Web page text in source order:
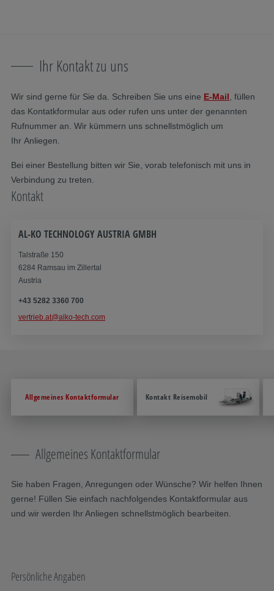
Ihr Kontakt zu uns
Wir sind gerne für Sie da. Schreiben Sie uns eine E-Mail , füllen
das Kontatkformular aus oder rufen uns unter der genannten
Rufnummer an. Wir kümmern uns schnellstmöglich um
Ihr Anliegen.
Bei einer Bestellung bitten wir Sie, vorab telefonisch mit uns in
Verbindung zu treten.
Kontakt
AL-KO TECHNOLOGY AUSTRIA GMBH
Talstraße 150
6284 Ramsau im Zillertal
Austria
+43 5282 3360 700
vertrieb.at@alko-tech.com
Allgemeines Kontaktformular Kontakt Reisemobil
Allgemeines Kontaktformular
Sie haben Fragen, Anregungen oder Wünsche? Wir helfen Ihnen
gerne! Füllen Sie einfach nachfolgendes Kontaktformular aus
und wir werden Ihr Anliegen schnellstmöglich bearbeiten.
Persönliche Angaben